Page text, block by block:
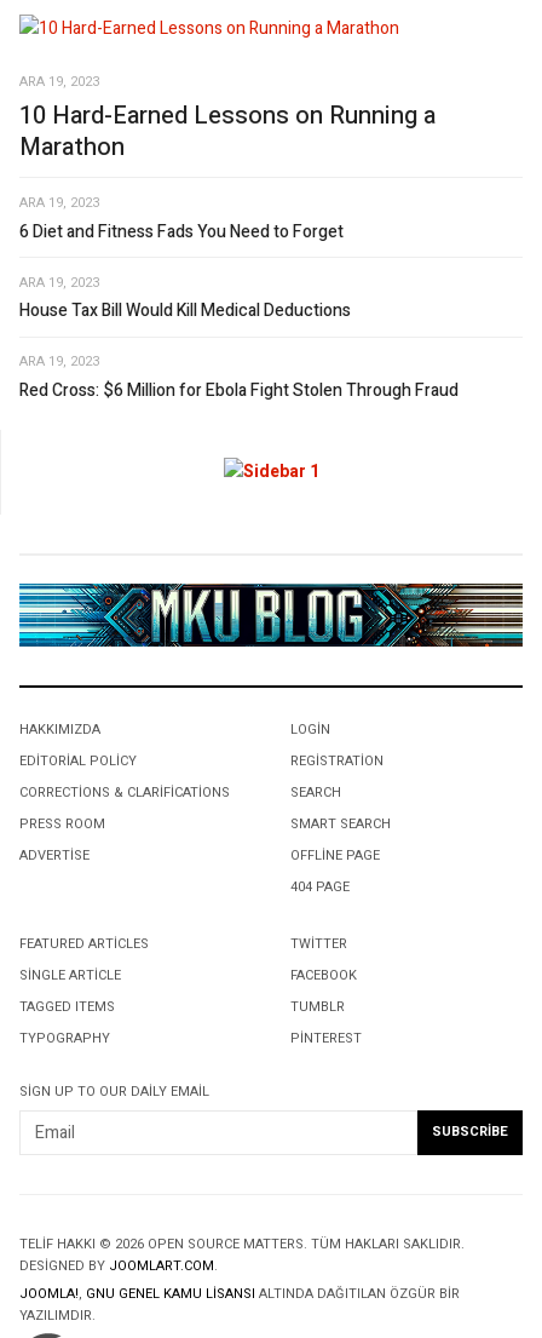
ARA 19, 2023
10 Hard-Earned Lessons on Running a
Marathon
ARA 19, 2023
6 Diet and Fitness Fads You Need to Forget
ARA 19, 2023
House Tax Bill Would Kill Medical Deductions
ARA 19, 2023
Red Cross: $6 Million for Ebola Fight Stolen Through Fraud
HAKKIMIZDA
EDITORIAL POLICY
CORRECTIONS & CLARIFICATIONS
PRESS ROOM
ADVERTISE
LOGIN
REGISTRATION
SEARCH
SMART SEARCH
OFFLINE PAGE
404 PAGE
FEATURED ARTICLES
SINGLE ARTICLE
TAGGED ITEMS
TYPOGRAPHY
TWITTER
FACEBOOK
TUMBLR
PINTEREST
SIGN UP TO OUR DAILY EMAIL
TELIF HAKKI © 2026 OPEN SOURCE MATTERS. TÜM HAKLARI SAKLIDIR.
DESIGNED BY JOOMLART.COM.
JOOMLA!, GNU GENEL KAMU LISANSI ALTINDA DAĞITILAN ÖZGÜR BIR
YAZILIMDIR.